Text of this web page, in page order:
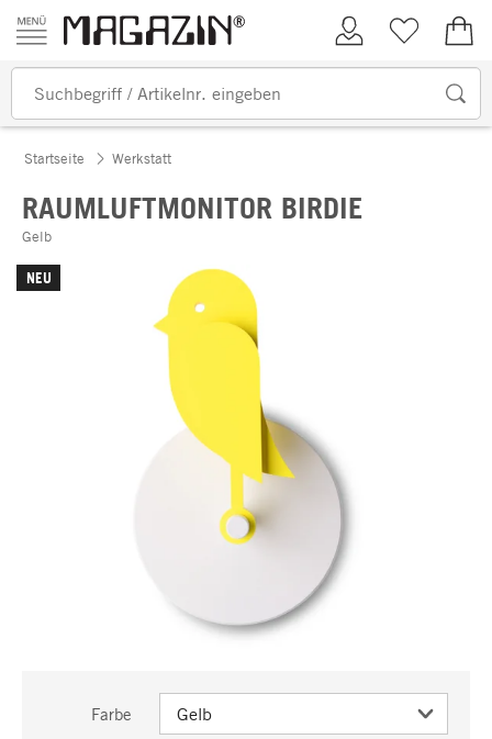
Zum Inhalt springen
Kundenkonto
Merkliste
Startseite Werkstatt
RAUMLUFTMONITOR BIRDIE
Gelb
NEU
Farbe